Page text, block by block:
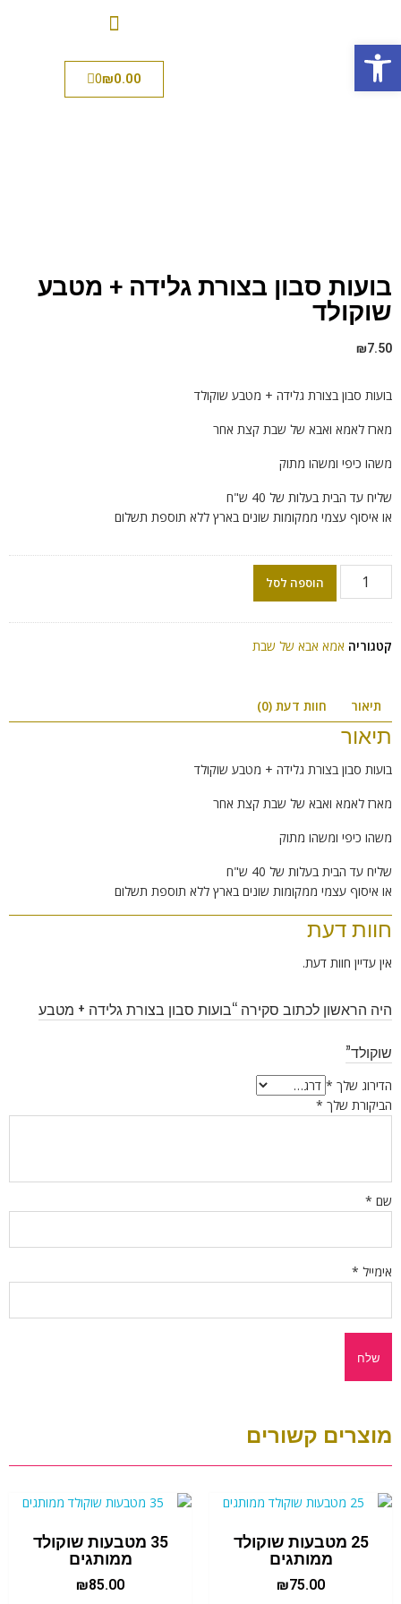
פתח סרגל נגישות
₪0.00
0
בועות סבון בצורת גלידה + מטבע
שוקולד
₪7.50
בועות סבון בצורת גלידה + מטבע שוקולד
מארז לאמא ואבא של שבת קצת אחר
משהו כיפי ומשהו מתוק
שליח עד הבית בעלות של 40 ש"ח
או איסוף עצמי ממקומות שונים בארץ ללא תוספת תשלום
הוספה לסל
קטגוריה אמא אבא של שבת
תיאור חוות דעת (0)
תיאור
בועות סבון בצורת גלידה + מטבע שוקולד
מארז לאמא ואבא של שבת קצת אחר
משהו כיפי ומשהו מתוק
שליח עד הבית בעלות של 40 ש"ח
או איסוף עצמי ממקומות שונים בארץ ללא תוספת תשלום
חוות דעת
אין עדיין חוות דעת.
היה הראשון לכתוב סקירה “בועות סבון בצורת גלידה + מטבע
שוקולד”
הדירוג שלך *
הביקורת שלך *
שם *
אימייל *
מוצרים קשורים
25 מטבעות שוקולד
ממותגים
₪75.00
35 מטבעות שוקולד
ממותגים
₪85.00